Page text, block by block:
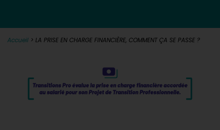
Accueil > LA PRISE EN CHARGE FINANCIÈRE, COMMENT ÇA SE PASSE ?